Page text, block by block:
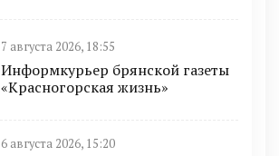
7 августа 2026, 18:55
Информкурьер брянской газеты
«Красногорская жизнь»
6 августа 2026, 15:20